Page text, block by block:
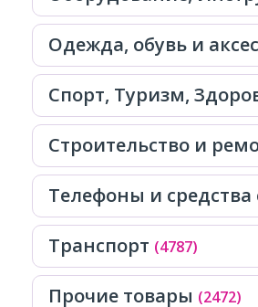
Одежда, обувь и
Спорт, Tуризм,
Строительство и
Телефоны и средства
Транспорт (4787)
Прочие товары (2472)